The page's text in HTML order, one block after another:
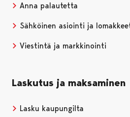
Anna palautetta
Sähköinen asiointi ja
Viestintä ja markkinointi
Laskutus ja maksaminen
Lasku kaupungilta